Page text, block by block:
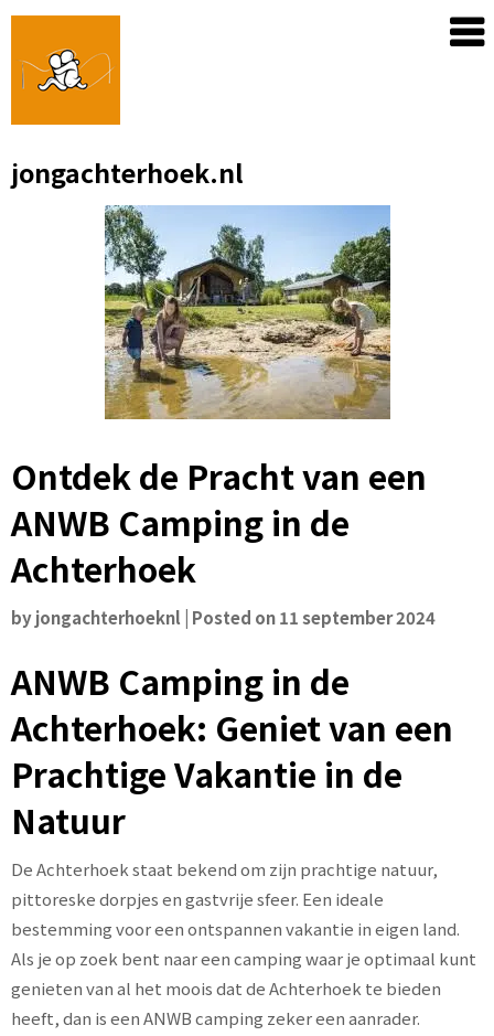
Skip
content
jongachterhoek.nl
Ontdek de Pracht van een
ANWB Camping in de
Achterhoek
byjongachterhoeknl Posted on11 september 2024
ANWB Camping in de
Achterhoek: Geniet van een
Prachtige Vakantie in de
Natuur
De Achterhoek staat bekend om zijn prachtige natuur,
pittoreske dorpjes en gastvrije sfeer. Een ideale
bestemming voor een ontspannen vakantie in eigen land.
Als je op zoek bent naar een camping waar je optimaal kunt
genieten van al het moois dat de Achterhoek te bieden
heeft, dan is een ANWB camping zeker een aanrader.